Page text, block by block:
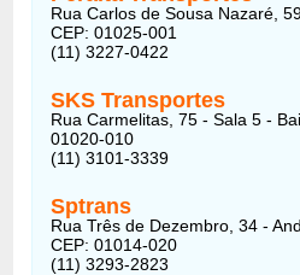
Rua Carlos de Sousa Nazaré,
CEP: 01025-001
(11) 3227-0422
SKS Transportes
Rua Carmelitas, 75 - Sala 5 -
01020-010
(11) 3101-3339
Sptrans
Rua Três de Dezembro, 34 -
CEP: 01014-020
(11) 3293-2823